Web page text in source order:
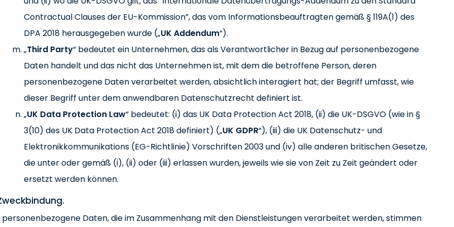
Contractual Clauses der EU-Kommission”, das vom Informationsbeauftragten gemäß § 119A(1) des
DPA 2018 herausgegeben wurde („UK Addendum“).
„Third Party“ bedeutet ein Unternehmen, das als Verantwortlicher in Bezug auf personenbezogene
Daten handelt und das nicht das Unternehmen ist, mit dem die betroffene Person, deren
personenbezogene Daten verarbeitet werden, absichtlich interagiert hat; der Begriff umfasst, wie
dieser Begriff unter dem anwendbaren Datenschutzrecht definiert ist.
„UK Data Protection Law“ bedeutet: (i) das UK Data Protection Act 2018, (ii) die UK-DSGVO (wie in §
3(10) des UK Data Protection Act 2018 definiert) („UK GDPR“), (iii) die UK Datenschutz- und
Elektronikkommunikations (EG-Richtlinie) Vorschriften 2003 und (iv) alle anderen britischen Gesetze,
die unter oder gemäß (i), (ii) oder (iii) erlassen wurden, jeweils wie sie von Zeit zu Zeit geändert oder
ersetzt werden können.
personenbezogene Daten, die im Zusammenhang mit den Dienstleistungen verarbeitet werden, stimmen